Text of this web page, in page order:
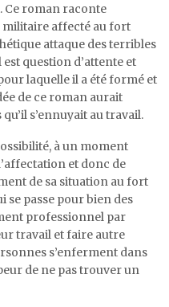
Ce roman raconte
militaire affecté au fort
attaque des terribles
question d’attente et
laquelle il a été formé et
de ce roman aurait
s’ennuyait au travail.
à un moment
et donc de
de sa situation au fort
se passe pour bien des
professionnel par
travail et faire autre
s’enferment dans
de ne pas trouver un